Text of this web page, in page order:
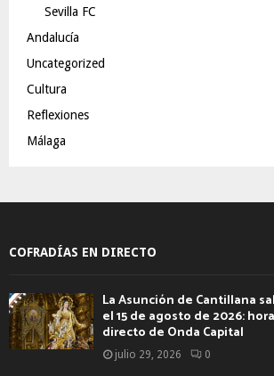
Sevilla FC
Andalucía
Uncategorized
Cultura
Reflexiones
Málaga
COFRADÍAS EN DIRECTO
La Asunción de Cantillana
el 15 de agosto de 2026:
directo de Onda Capital
julio 29, 2026 0